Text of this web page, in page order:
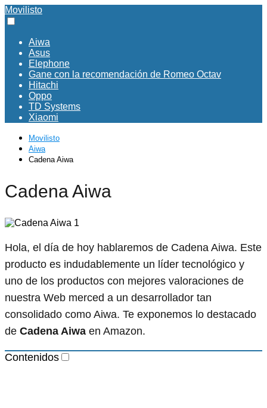
Movilisto
Aiwa
Asus
Elephone
Gane con la recomendación de Romeo Octav
Hitachi
Oppo
TD Systems
Xiaomi
Movilisto
Aiwa
Cadena Aiwa
Cadena Aiwa
Hola, el día de hoy hablaremos de Cadena Aiwa. Este
producto es indudablemente un líder tecnológico y
uno de los productos con mejores valoraciones de
nuestra Web merced a un desarrollador tan
consolidado como Aiwa. Te exponemos lo destacado
de Cadena Aiwa en Amazon.
Contenidos